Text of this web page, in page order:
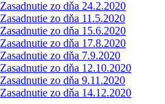
Zasadnutie zo dňa 24.2.2020
Zasadnutie zo dňa 11.5.2020
Zasadnutie zo dňa 15.6.2020
Zasadnutie zo dňa 17.8.2020
Zasadnutie zo dňa 7.9.2020
Zasadnutie zo dňa 12.10.2020
Zasadnutie zo dňa 9.11.2020
Zasadnutie zo dňa 14.12.2020